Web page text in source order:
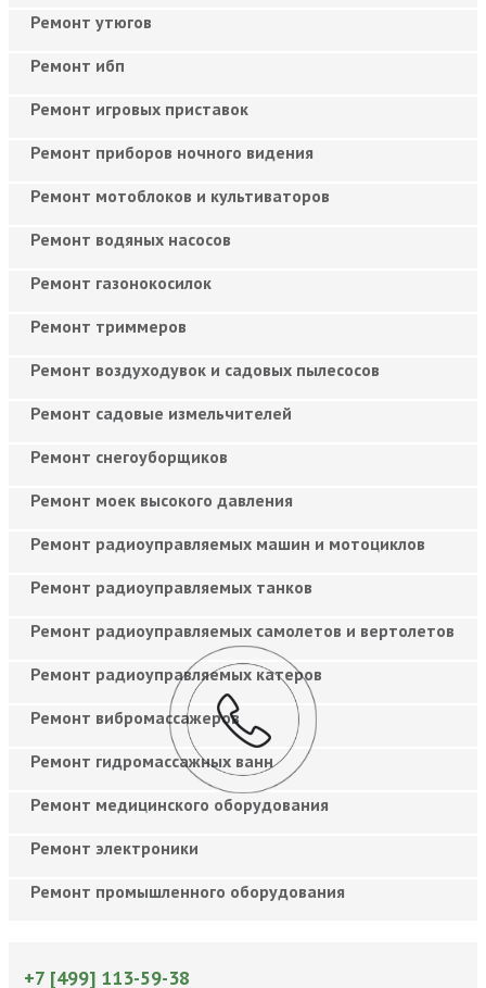
Ремонт утюгов
Ремонт ибп
Ремонт игровых приставок
Ремонт приборов ночного видения
Ремонт мотоблоков и культиваторов
Ремонт водяных насосов
Ремонт газонокосилок
Ремонт триммеров
Ремонт воздуходувок и садовых пылесосов
Ремонт садовые измельчителей
Ремонт снегоуборщиков
Ремонт моек высокого давления
Ремонт радиоуправляемых машин и мотоциклов
Ремонт радиоуправляемых танков
Ремонт радиоуправляемых самолетов и вертолетов
Ремонт радиоуправляемых катеров
Ремонт вибромассажеров
Ремонт гидромассажных ванн
Ремонт медицинского оборудования
Ремонт электроники
Ремонт промышленного оборудования
+7 [499] 113-59-38